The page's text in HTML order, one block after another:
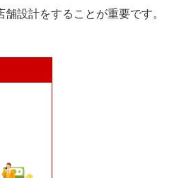
設計をすることが重要です。